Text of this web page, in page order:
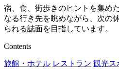
宿、食、街歩きのヒントを集め
なる行き先を眺めながら、次の
られる誌面を目指しています。
Contents
旅館・ホテル レストラン 観光ス